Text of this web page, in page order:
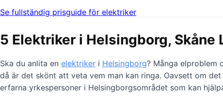
Se fullständig prisguide för elektriker
5 Elektriker i Helsingborg, Skåne
Ska du anlita en elektriker i Helsingborg? Många elproblem
då är det skönt att veta vem man kan ringa. Oavsett om
erfarna yrkespersoner i Helsingborgsområdet som kan